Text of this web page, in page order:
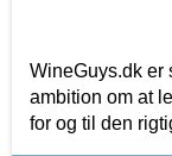
WineGuys.dk er
ambition om at
for og til den